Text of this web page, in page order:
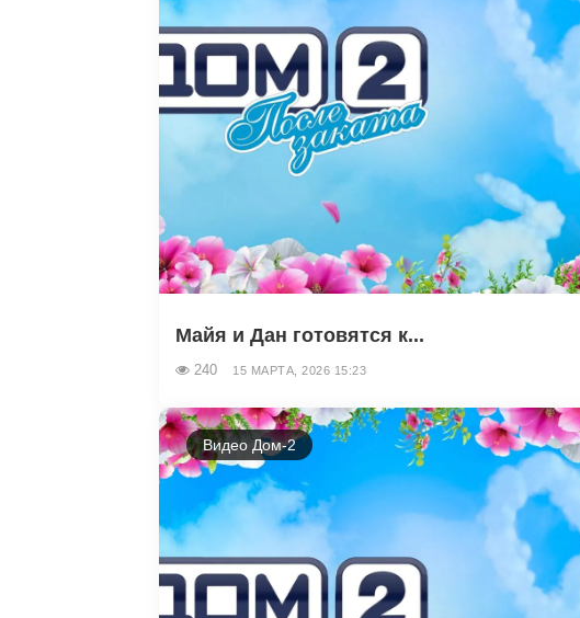
Майя и Дан готовятся к...
240 15 МАРТА, 2026 15:23
Видео Дом-2